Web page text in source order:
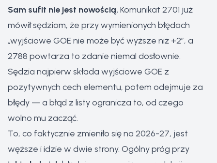
Sam sufit nie jest nowością. Komunikat 2701 już
mówił sędziom, że przy wymienionych błędach
„wyjściowe GOE nie może być wyższe niż +2”, a
2788 powtarza to zdanie niemal dosłownie.
Sędzia najpierw składa wyjściowe GOE z
pozytywnych cech elementu, potem odejmuje za
błędy — a błąd z listy ogranicza to, od czego
wolno mu zacząć.
To, co faktycznie zmieniło się na 2026-27, jest
węższe i idzie w dwie strony. Ogólny próg przy